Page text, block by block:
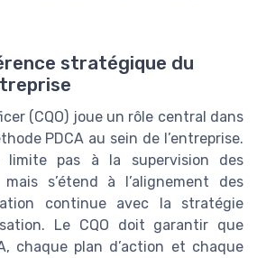
stratégique du
(CQO) joue un rôle central dans
PDCA au sein de l’entreprise.
limite pas à la supervision des
s’étend à l’alignement des
continue avec la stratégie
Le CQO doit garantir que
chaque plan d’action et chaque